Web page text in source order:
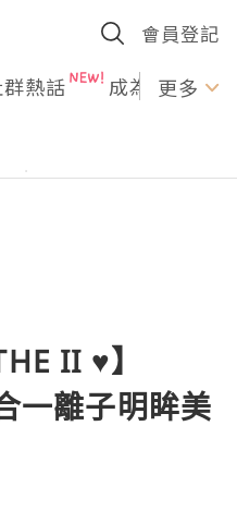
會員登記
熱話 成為U更多
II ♥】
一離子明眸美